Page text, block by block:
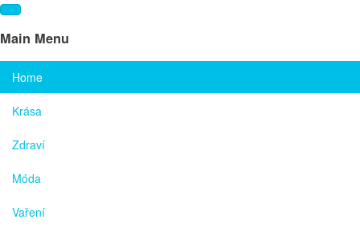
Main Menu
Home
Krása
Zdraví
Móda
Vaření